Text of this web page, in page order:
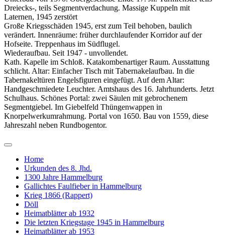
Dreiecks-, teils Segmentverdachung. Massige Kuppeln mit
Laternen, 1945 zerstört
Große Kriegsschäden 1945, erst zum Teil behoben, baulich
verändert. Innenräume: früher durchlaufender Korridor auf der
Hofseite. Treppenhaus im Südflugel.
Wiederaufbau. Seit 1947 - unvollendet.
Kath. Kapelle im Schloß. Katakombenartiger Raum. Ausstattung
schlicht. Altar: Einfacher Tisch mit Tabernakelaufbau. In die
Tabernakeltüren Engelsfiguren eingefügt. Auf dem Altar:
Handgeschmiedete Leuchter. Amtshaus des 16. Jahrhunderts. Jetzt
Schulhaus. Schönes Portal: zwei Säulen mit gebrochenem
Segmentgiebel. Im Giebelfeld Thüngenwappen in
Knorpelwerkumrahmung. Portal von 1650. Bau von 1559, diese
Jahreszahl neben Rundbogentor.
Home
Urkunden des 8. Jhd.
1300 Jahre Hammelburg
Gallichtes Faulfieber in Hammelburg
Krieg 1866 (Rappert)
Döll
Heimatblätter ab 1932
Die letzten Kriegstage 1945 in Hammelburg
Heimatblätter ab 1953